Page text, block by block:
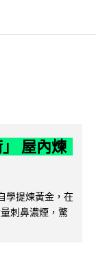
屋內煉
學提煉黃金，在
刺鼻濃煙，驚